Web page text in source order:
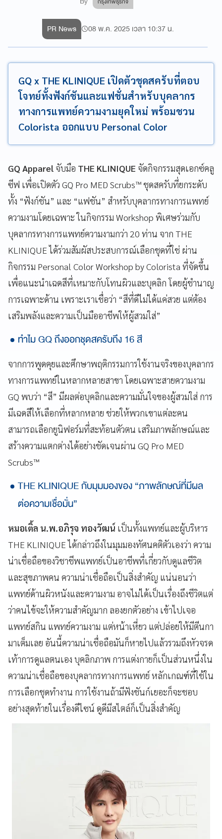
PR News 08 พ.ค. 2025 เวลา 10:37 น.
GQ x THE KLINIQUE เปิดตัวชุดสครับที่ตอบ
โจทย์ทั้งฟังก์ชันและแฟชั่นสำหรับบุคลากร
ทางการแพทย์ความงามยุคใหม่ พร้อมชวน
Colorista ออกแบบ Personal Color
GQ Apparel จับมือ THE KLINIQUE จัดกิจกรรมสุดเอกซ์คลู
ซีฟ เพื่อเปิดตัว GQ Pro MED Scrubs™ ชุดสครับที่ยกระดับ
ทั้ง “ฟังก์ชัน” และ “แฟชัน” สำหรับบุคลากรทางการแพทย์
ความงามโดยเฉพาะ ในกิจกรรม Workshop พิเศษร่วมกับ
บุคลากรทางการแพทย์ความงามกว่า 20 ท่าน จาก THE
KLINIQUE ได้ร่วมสัมผัสประสบการณ์เลือกชุดที่ใช่ ผ่าน
กิจกรรม Personal Color Workshop by Colorista ที่จัดขึ้น
เพื่อแนะนำเฉดสีที่เหมาะกับโทนผิวและบุคลิก โดยผู้ชำนาญ
การเฉพาะด้าน เพราะเราเชื่อว่า “สีที่ดีไม่ได้แค่สวย แต่ต้อง
เสริมพลังและความเป็นมืออาชีพให้ผู้สวมใส่”
ทำไม GQ ถึงออกชุดสครับถึง 16 สี
จากการพูดคุยและศึกษาพฤติกรรมการใช้งานจริงของบุคลากร
ทางการแพทย์ในหลากหลายสาขา โดยเฉพาะสายความงาม
GQ พบว่า “สี” มีผลต่อบุคลิกและความมั่นใจของผู้สวมใส่ การ
มีเฉดสีให้เลือกที่หลากหลาย ช่วยให้พวกเขาแต่ละคน
สามารถเลือกยูนิฟอร์มที่สะท้อนตัวตน เสริมภาพลักษณ์และ
สร้างความแตกต่างได้อย่างชัดเจนผ่าน GQ Pro MED
Scrubs™
THE KLINIQUE กับมุมมองของ “ภาพลักษณ์ที่มีผล
ต่อความเชื่อมั่น”
หมอเติ้ล น.พ.อภิรุจ ทองวัฒน์ เป็นทั้งแพทย์และผู้บริหาร
THE KLINIQUE ได้กล่าวถึงในมุมมองทัศนคติตัวเองว่า ความ
น่าเชื่อถือของวิชาชีพแพทย์เป็นอาชีพที่เกี่ยวกับดูแลชีวิต
และสุขภาพคน ความน่าเชื่อถือเป็นสิ่งสำคัญ แน่นอนว่า
แพทย์ด้านผิวหนังและความงาม อาจไม่ได้เป็นเรื่องถึงชีวิตแต่
ว่าคนไข้จะให้ความสำคัญมาก ลองยกตัวอย่าง เข้าไปเจอ
แพทย์สกิน แพทย์ความงาม แต่หน้าเหี่ยว แต่ปล่อยให้มีตีนกา
มาเต็มเลย อันนี้ความน่าเชื่อถือมันก็หายไปแล้วรวมถึงหัวจรด
เท้าการดูแลตนเอง บุคลิกภาพ การแต่งกายก็เป็นส่วนหนึ่งใน
ความน่าเชื่อถือของบุคลากรทางการแพทย์ หลักเกณฑ์ที่ใช้ใน
การเลือกชุดทำงาน การใช้งานถ้ามีฟังชันก์เยอะก็จะชอบ
อย่างสุดท้ายในเรื่องดีไซน์ ดูดีมีสไตล์ก็เป็นสิ่งสำคัญ